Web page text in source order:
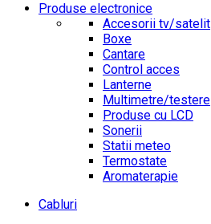
Produse electronice
Accesorii tv/satelit
Boxe
Cantare
Control acces
Lanterne
Multimetre/testere
Produse cu LCD
Sonerii
Statii meteo
Termostate
Aromaterapie
Cabluri